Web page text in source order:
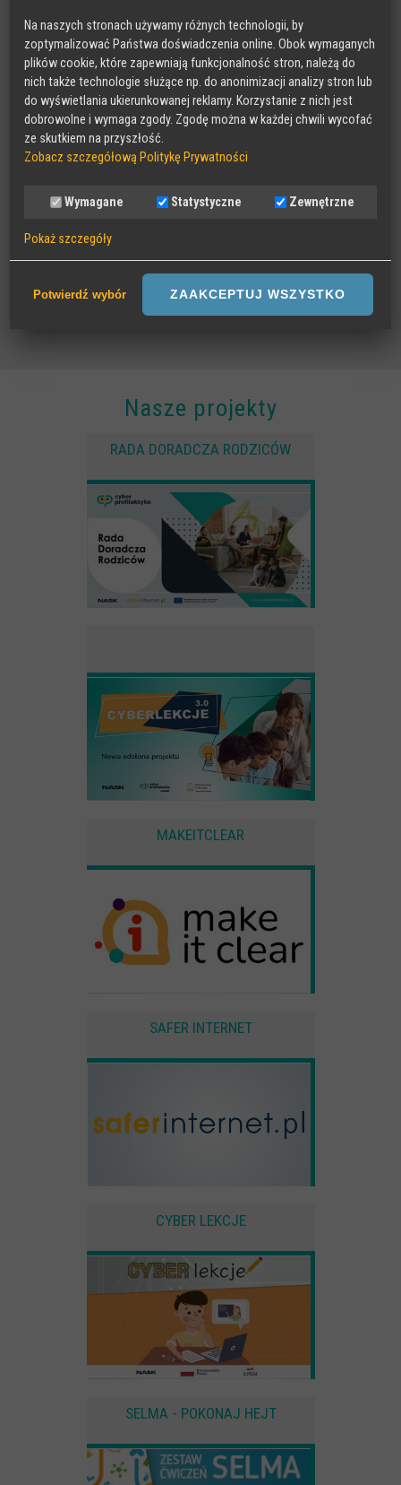
Nasze projekty
RADA DORADCZA RODZICÓW
MAKEITCLEAR
SAFER INTERNET
CYBER LEKCJE
SELMA - POKONAJ HEJT
Na naszych stronach używamy różnych technologii, by
zoptymalizować Państwa doświadczenia online. Obok wymaganych
plików cookie, które zapewniają funkcjonalność stron, należą do
nich także technologie służące np. do anonimizacji analizy stron lub
do wyświetlania ukierunkowanej reklamy. Korzystanie z nich jest
dobrowolne i wymaga zgody. Zgodę można w każdej chwili wycofać
ze skutkiem na przyszłość.
Zobacz szczegółową Politykę Prywatności
Wymagane Statystyczne Zewnętrzne
Pokaż szczegóły
Sesyjne pliki Cookies wymagane do działania strony,
przechowywane podczas wizyty na stronie, np zapamiętany wybór
Potwierdź wybór ZAAKCEPTUJ WSZYSTKO